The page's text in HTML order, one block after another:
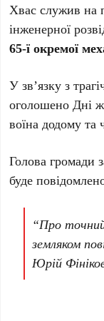
Хвас служив на
інженерної
65-ї окремої
У зв’язку з
оголошено Дні
воїна додому та
Голова громади
буде
“Про
земляком
Юрій